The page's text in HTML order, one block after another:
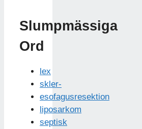
Slumpmässiga
Ord
lex
skler-
esofagusresektion
liposarkom
septisk